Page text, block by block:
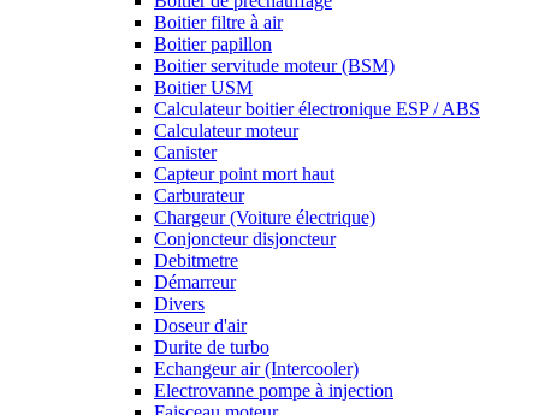
Boitier filtre à air
Boitier papillon
Boitier servitude moteur (BSM)
Boitier USM
Calculateur boitier électronique ESP / ABS
Calculateur moteur
Canister
Capteur point mort haut
Carburateur
Chargeur (Voiture électrique)
Conjoncteur disjoncteur
Debitmetre
Démarreur
Divers
Doseur d'air
Durite de turbo
Echangeur air (Intercooler)
Electrovanne pompe à injection